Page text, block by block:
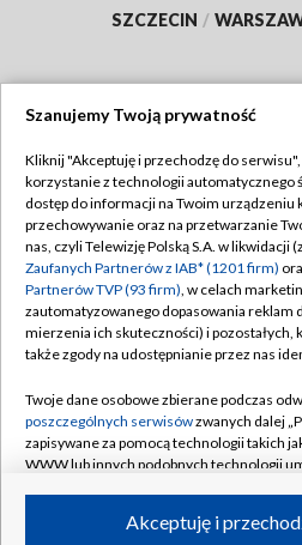
SZCZECIN /
TVP
Abonament TVP
Emisja w TVP
Centrum informacji TVP
Naziemna Telewizja Cyfrowa
Rada Programowa
System NOS
Informacje o nadawcy
Program dla prasy
Polityka
Moje
Szanujemy Twoją prywatność
Kliknij "Akceptuję i przechodzę do serwisu",
korzystanie z technologii automatycznego
dostęp do informacji na Twoim urządzeniu
przechowywanie oraz na przetwarzanie
nas, czyli Telewizję Polską S.A. w likwidacji
Zaufanych Partnerów z IAB* (1201 firm)
Partnerów TVP (93 firm), w celach
zautomatyzowanego dopasowania reklam
mierzenia ich skuteczności) i pozostałych,
także zgody na udostępnianie przez nas
Twoje dane osobowe zbierane podczas
poszczególnych serwisówzwanych dalej
zapisywane za pomocą technologii takich
WWW lub innych podobnych technologii
ruchu w Internecie.Akceptuję i